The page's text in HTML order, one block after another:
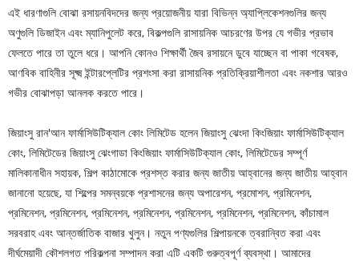
এই ধারণাগুলি বোঝা রসায়নবিদদের জন্য প্রয়োজনীয় যারা বিভিন্ন অ্যাপ্লিকেশনগুলির জন্য
অণুগুলি ডিজাইন এবং ম্যানিপুলেট করে, বিকল্পগুলি রাসায়নিক আচরণের উপর যে গভীর প্রভাব
ফেলতে পারে তা তুলে ধরে। আপনি কোনও শিক্ষার্থী জৈব রসায়নে ডুবে যাচ্ছেন বা পাকা গবেষক,
আণবিক বাহিনীর সূক্ষ্ম ইন্টারপ্লেটির প্রশংসা করা রাসায়নিক প্রতিক্রিয়াশীলতা এবং নকশার আরও
গভীর বোঝাপড়া আনলক করতে পারে।
জিয়াংসু রান'আন ফার্মাসিউটিক্যাল কোং লিমিটেড হলেন জিয়াংসু ঝেংদা কিংজিয়াং ফার্মাসিউটিক্যাল
কোং, লিমিটেডের জিয়াংসু ঝেংগাডা কিংজিয়াং ফার্মাসিউটিক্যাল কোং, লিমিটেডের সম্পূর্ণ
মালিকানাধীন সহায়ক, শিল্প কাঠামোকে প্রশস্ত করার জন্য জাতীয় আহ্বানের জন্য জাতীয় আহ্বান
জানানো হয়েছে, যা শিল্পের সমন্বয়কে প্রশাসনের জন্য অপারেশন, প্রমোশন, প্রমিনেশন,
প্রমিনেশন, প্রমিনেশন, প্রমিনেশন, প্রমিনেশন, প্রমিনেশন, প্রমিনেশন, প্রমিনেশন, কাঁচামাল
সরবরাহ এবং আন্তর্জাতিক বাজার খুলুন। নতুন পণ্যগুলির শিল্পায়নকে ত্বরান্বিত করা এবং
দীর্ঘমেয়াদী কৌশলগত পরিকল্পনা সম্পাদন করা এটি একটি গুরুত্বপূর্ণ ব্যবস্থা। আমাদের